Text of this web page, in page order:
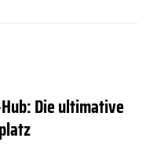
Die ultimative